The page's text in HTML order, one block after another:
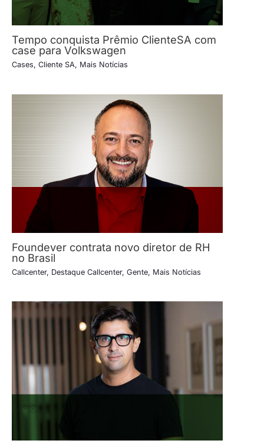
Tempo conquista Prêmio ClienteSA com
case para Volkswagen
Cases, Cliente SA, Mais Notícias
Foundever contrata novo diretor de RH
no Brasil
Callcenter, Destaque Callcenter, Gente, Mais Notícias